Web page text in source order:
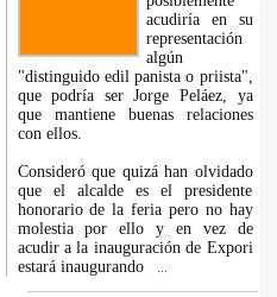
acudiría en su
representación
algún
"distinguido edil panista o priista",
que podría ser Jorge Peláez, ya
que mantiene buenas relaciones
con ellos.
Consideró que quizá han olvidado
que el alcalde es el presidente
honorario de la feria pero no hay
molestia por ello y en vez de
acudir a la inauguración de Expori
estará inaugurando